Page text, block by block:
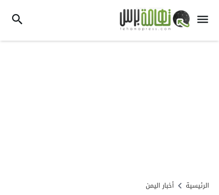
الرئيسية أخبار اليمن